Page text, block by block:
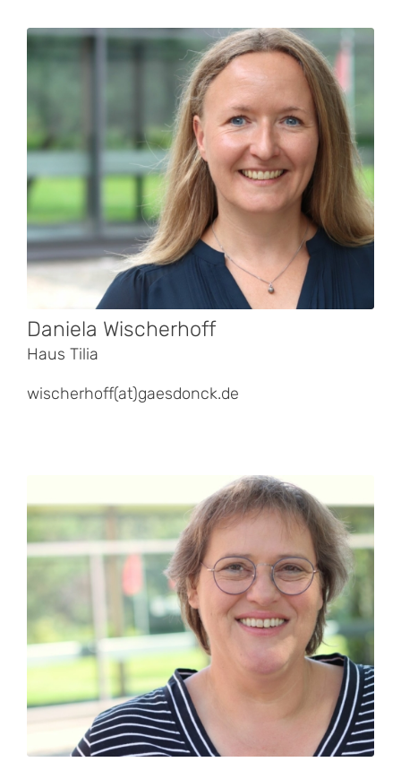
Daniela Wischerhoff
Haus Tilia
wischerhoff(at)gaesdonck.de